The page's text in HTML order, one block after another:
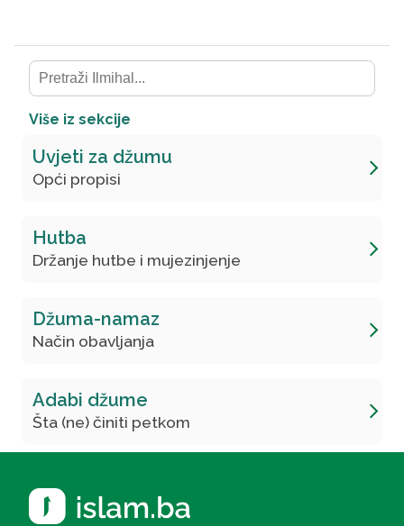
Više iz sekcije
Uvjeti za džumu
Opći propisi
Hutba
Držanje hutbe i mujezinjenje
Džuma-namaz
Način obavljanja
Adabi džume
Šta (ne) činiti petkom